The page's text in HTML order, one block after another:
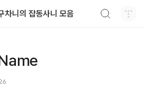
차니의 잡동사니 모음